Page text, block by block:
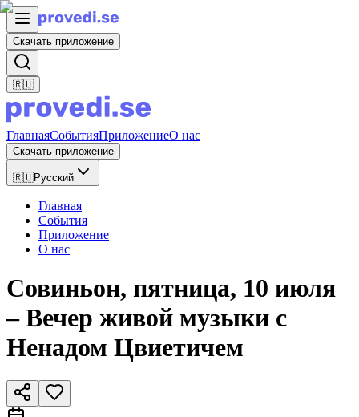
Скачать приложение
🇷🇺
ГлавнаяСобытияПриложениеО нас
Скачать приложение
🇷🇺Русский
Главная
События
Приложение
О нас
Совиньон, пятница, 10 июля
– Вечер живой музыки с
Ненадом Цвиетичем